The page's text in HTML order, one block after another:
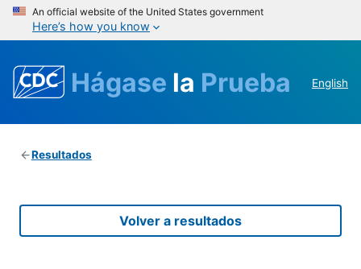
An official website of the United States government
Here’s how you know
Hágase la Prueba English
Resultados
Volver a resultados